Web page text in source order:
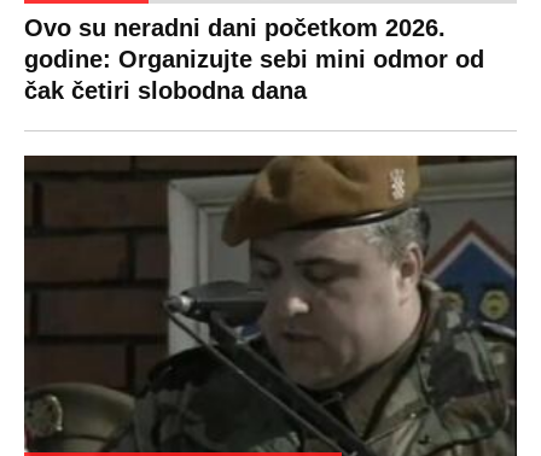
Ovo su neradni dani početkom 2026.
godine: Organizujte sebi mini odmor od
čak četiri slobodna dana